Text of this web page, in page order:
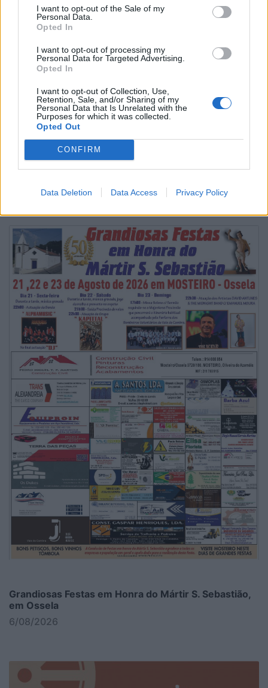
I want to opt-out of the Sale of my
Personal Data.
Opted In
I want to opt-out of processing my
Personal Data for Targeted Advertising.
Opted In
I want to opt-out of Collection, Use,
Retention, Sale, and/or Sharing of my
Personal Data that Is Unrelated with the
Purposes for which it was collected.
Opted Out
CONFIRM
Data Deletion Data Access Privacy Policy
Festas de La Salette 2026 > Tarde Sénior levou perto
de 200 pessoas ao Parque
Grandiosas Festas em Honra do Mártir S. Sebastião,
em Ossela
6/08/2026